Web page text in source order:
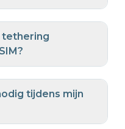
tethering
tijdens mijn